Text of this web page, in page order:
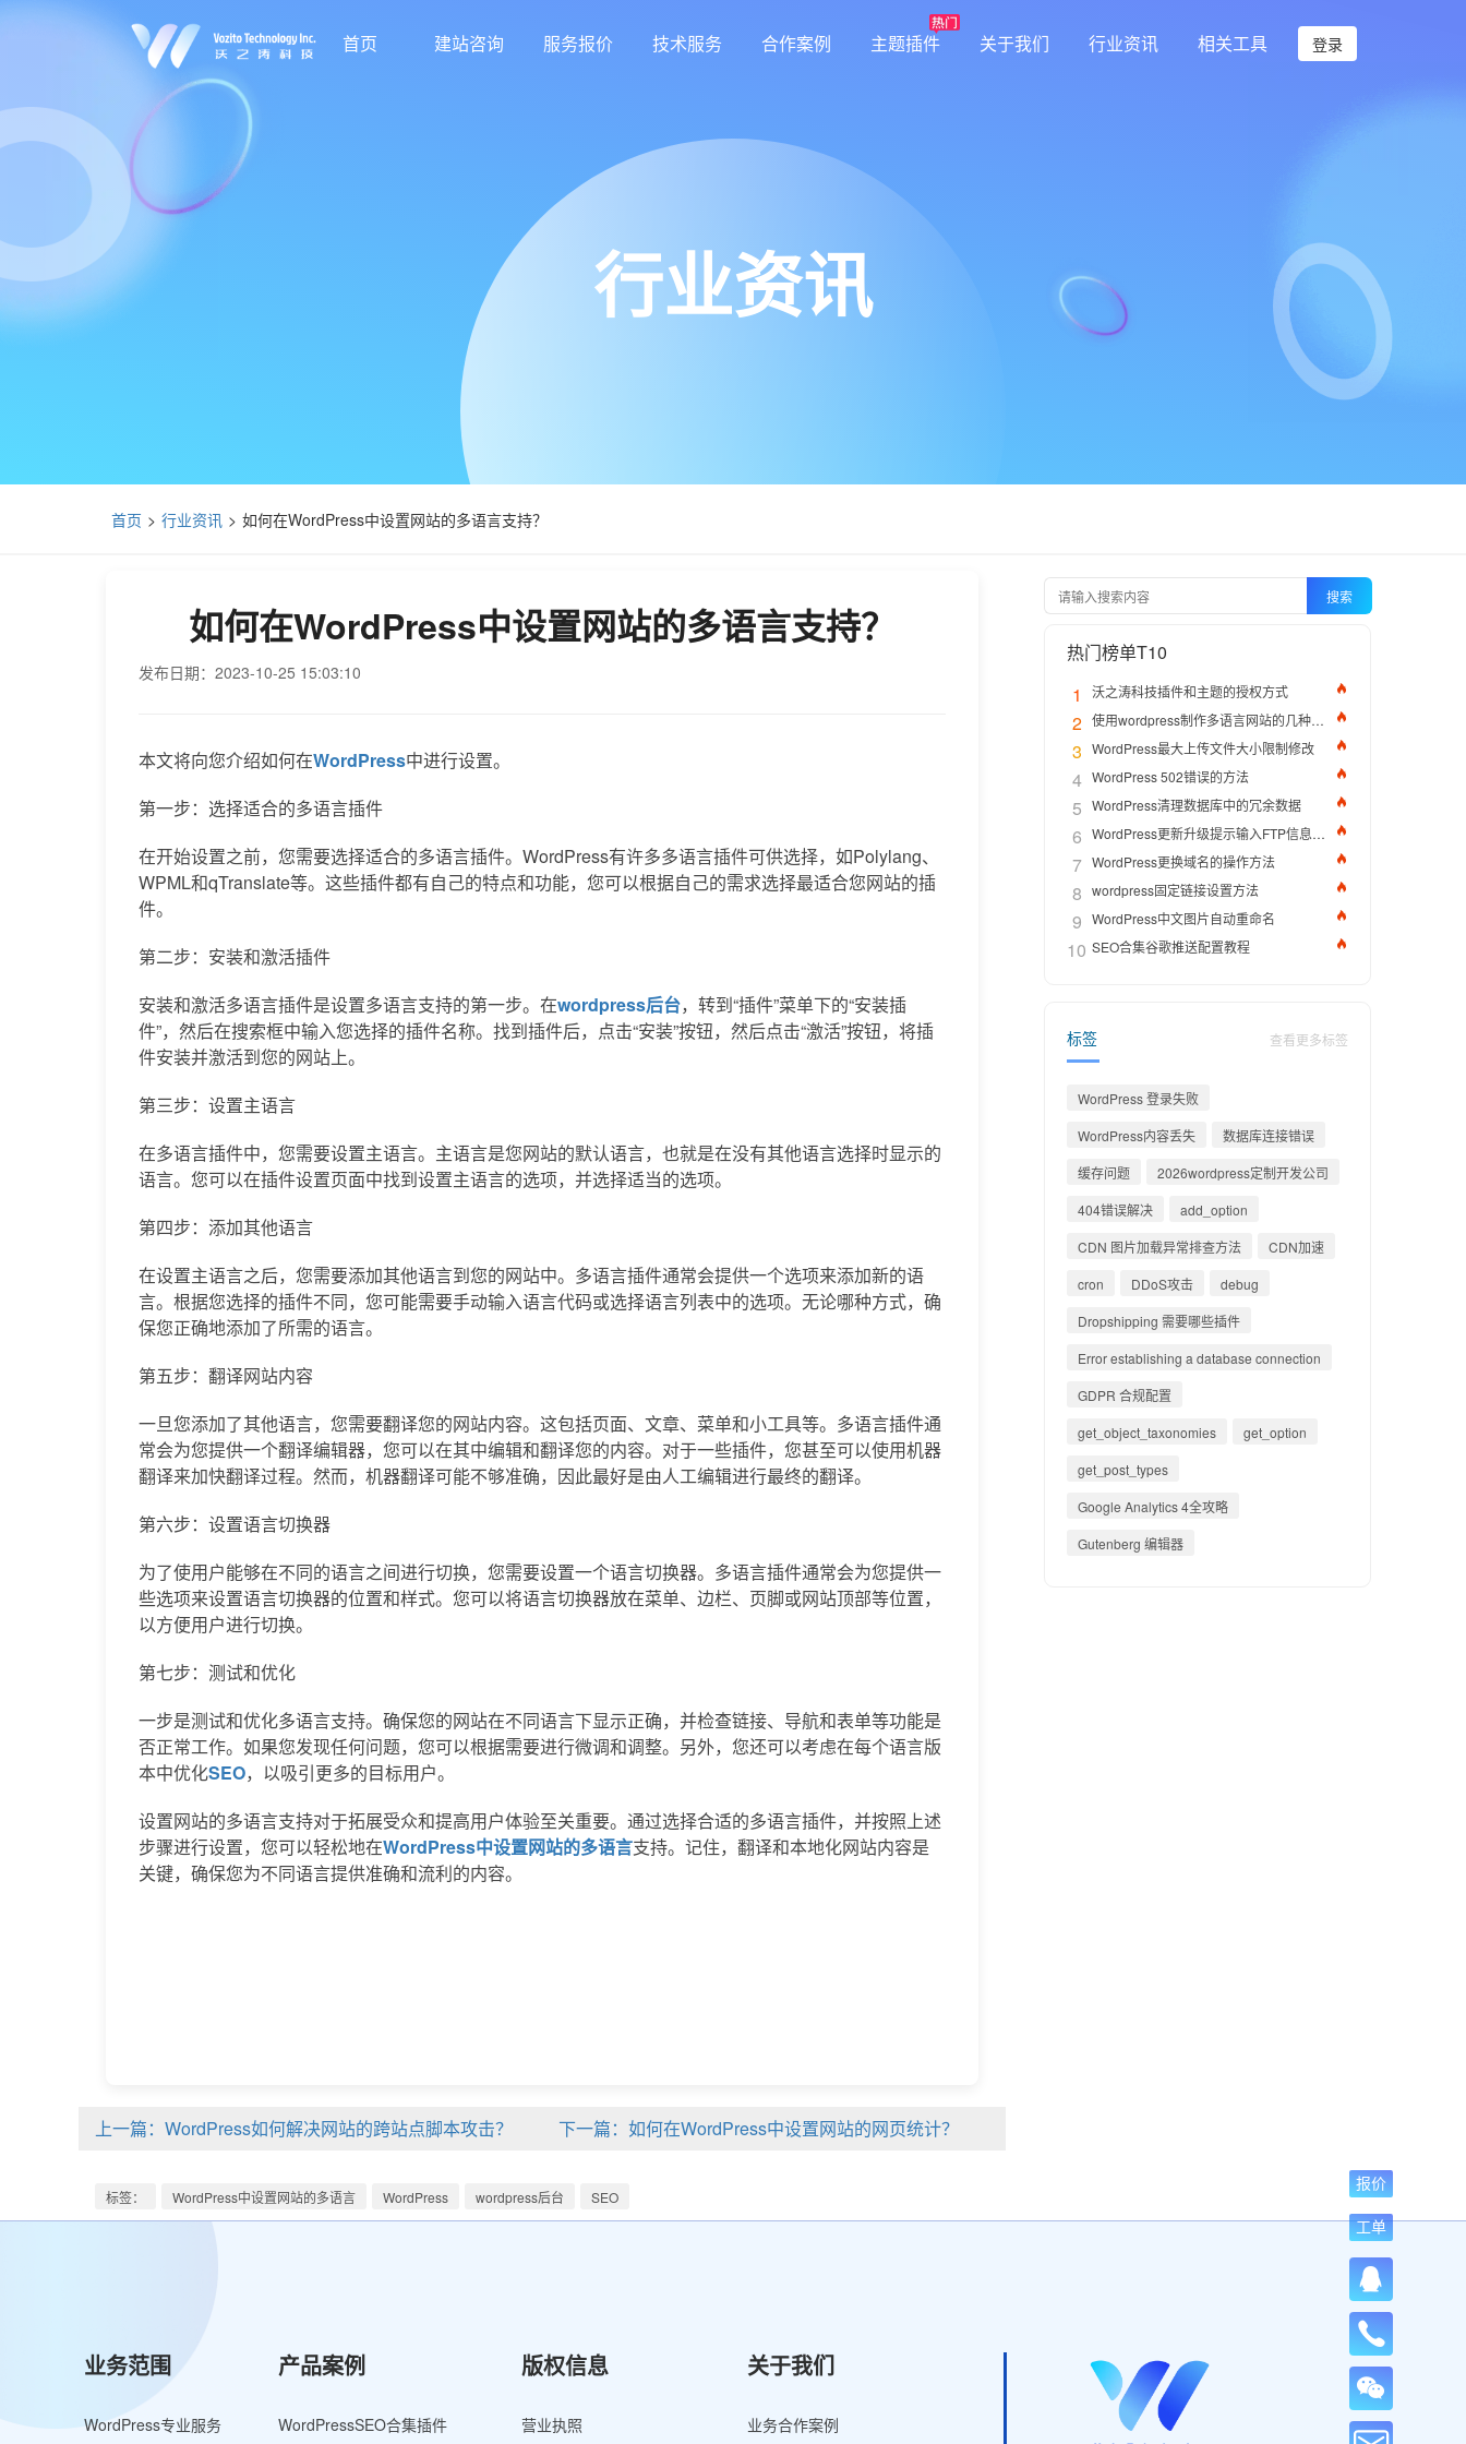
首页 建站咨询 服务报价 技术服务 合作案例 主题插件 关于我们 行业资讯 相关工具 登录
行业资讯
首页 行业资讯 如何在WordPress中设置网站的多语言支持？
如何在WordPress中设置网站的多语言支持？
发布日期：2023-10-25 15:03:10
本文将向您介绍如何在WordPress中进行设置。
第一步：选择适合的多语言插件
在开始设置之前，您需要选择适合的多语言插件。WordPress有许多多语言插件可供选择，如Polylang、
WPML和qTranslate等。这些插件都有自己的特点和功能，您可以根据自己的需求选择最适合您网站的插
件。
第二步：安装和激活插件
安装和激活多语言插件是设置多语言支持的第一步。在wordpress后台，转到“插件”菜单下的“安装插
件”，然后在搜索框中输入您选择的插件名称。找到插件后，点击“安装”按钮，然后点击“激活”按钮，将插
件安装并激活到您的网站上。
第三步：设置主语言
在多语言插件中，您需要设置主语言。主语言是您网站的默认语言，也就是在没有其他语言选择时显示的
语言。您可以在插件设置页面中找到设置主语言的选项，并选择适当的选项。
第四步：添加其他语言
在设置主语言之后，您需要添加其他语言到您的网站中。多语言插件通常会提供一个选项来添加新的语
言。根据您选择的插件不同，您可能需要手动输入语言代码或选择语言列表中的选项。无论哪种方式，确
保您正确地添加了所需的语言。
第五步：翻译网站内容
一旦您添加了其他语言，您需要翻译您的网站内容。这包括页面、文章、菜单和小工具等。多语言插件通
常会为您提供一个翻译编辑器，您可以在其中编辑和翻译您的内容。对于一些插件，您甚至可以使用机器
翻译来加快翻译过程。然而，机器翻译可能不够准确，因此最好是由人工编辑进行最终的翻译。
第六步：设置语言切换器
为了使用户能够在不同的语言之间进行切换，您需要设置一个语言切换器。多语言插件通常会为您提供一
些选项来设置语言切换器的位置和样式。您可以将语言切换器放在菜单、边栏、页脚或网站顶部等位置，
以方便用户进行切换。
第七步：测试和优化
一步是测试和优化多语言支持。确保您的网站在不同语言下显示正确，并检查链接、导航和表单等功能是
否正常工作。如果您发现任何问题，您可以根据需要进行微调和调整。另外，您还可以考虑在每个语言版
本中优化SEO，以吸引更多的目标用户。
设置网站的多语言支持对于拓展受众和提高用户体验至关重要。通过选择合适的多语言插件，并按照上述
步骤进行设置，您可以轻松地在WordPress中设置网站的多语言支持。记住，翻译和本地化网站内容是
关键，确保您为不同语言提供准确和流利的内容。
上一篇：WordPress如何解决网站的跨站点脚本攻击？ 下一篇：如何在WordPress中设置网站的网页统计？
标签： WordPress中设置网站的多语言 WordPress wordpress后台 SEO
搜索
热门榜单T10
1
沃之涛科技插件和主题的授权方式
2 使用wordpress制作多语言网站的几种方法
3 WordPress最大上传文件大小限制修改
4 WordPress 502错误的方法
5 WordPress清理数据库中的冗余数据
6 WordPress更新升级提示输入FTP信息的解决办法
7 WordPress更换域名的操作方法
8 wordpress固定链接设置方法
9 WordPress中文图片自动重命名
10 SEO合集谷歌推送配置教程
标签 查看更多标签
WordPress 登录失败
WordPress内容丢失
数据库连接错误
缓存问题
2026wordpress定制开发公司
404错误解决
add_option
CDN 图片加载异常排查方法
CDN加速
cron
DDoS攻击
debug
Dropshipping 需要哪些插件
Error establishing a database connection
GDPR 合规配置
get_object_taxonomies
get_option
get_post_types
Google Analytics 4全攻略
Gutenberg 编辑器
业务范围
WordPress专业服务
产品案例
WordPressSEO合集插件
版权信息
营业执照
关于我们
业务合作案例
报价
工单